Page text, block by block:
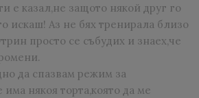
е казал,не защото някой друг го
искаш! Аз не бях тренирала близо
просто се събудих и знаех,че
да спазвам режим за
някоя торта,която да ме